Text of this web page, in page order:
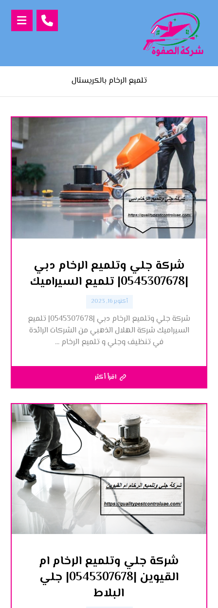
تلميع الرخام بالكريستال
شركة جلي وتلميع الرخام دبي
|0545307678| تلميع السيراميك
أكتوبر 16, 2023
شركة جلي وتلميع الرخام دبي |0545307678| تلميع
السيراميك شركة الهلال الذهبي من الشركات الرائدة
في تنظيف وجلي و تلميع الرخام ...
اقرأ أكثر
شركة جلي وتلميع الرخام ام
القيوين |0545307678| جلي
البلاط